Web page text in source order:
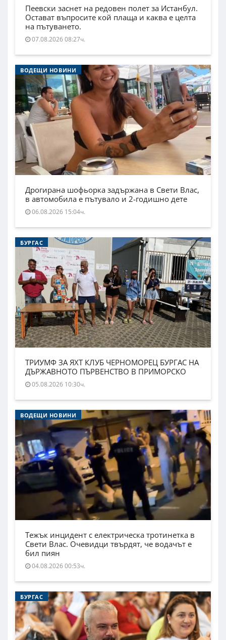
Пеевски заснет на редовен полет за Истанбул.
Остават въпросите кой плаща и каква е целта
на пътуването.
07.08.2026 08:27ч.
ВОДЕЩИ НОВИНИ
Дрогирана шофьорка задържана в Свети Влас,
в автомобила е пътувало и 2-годишно дете
06.08.2026 15:04ч.
БУРГАС
ТРИУМФ ЗА ЯХТ КЛУБ ЧЕРНОМОРЕЦ БУРГАС НА
ДЪРЖАВНОТО ПЪРВЕНСТВО В ПРИМОРСКО
05.08.2026 10:30ч.
ВОДЕЩИ НОВИНИ
Тежък инцидент с електрическа тротинетка в
Свети Влас. Очевидци твърдят, че водачът е
бил пиян
04.08.2026 00:53ч.
БУРГАС